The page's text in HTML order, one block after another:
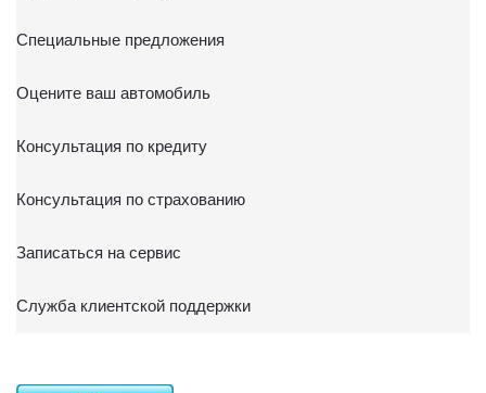
Специальные предложения
Оцените ваш автомобиль
Консультация по кредиту
Консультация по страхованию
Записаться на сервис
Служба клиентской поддержки